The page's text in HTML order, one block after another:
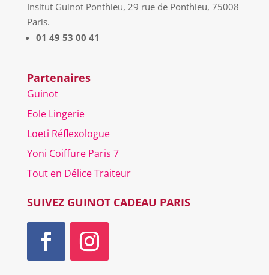
Insitut Guinot Ponthieu, 29 rue de Ponthieu, 75008
Paris.
01 49 53 00 41
Partenaires
Guinot
Eole Lingerie
Loeti Réflexologue
Yoni Coiffure Paris 7
Tout en Délice Traiteur
SUIVEZ GUINOT CADEAU PARIS